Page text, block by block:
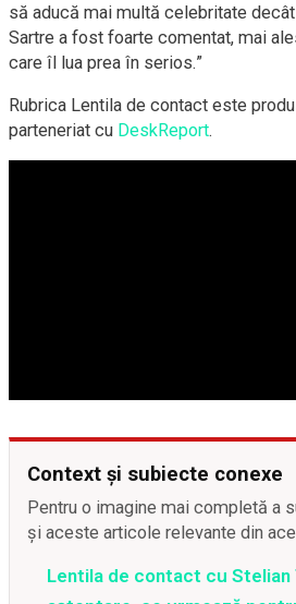
să aducă mai multă celebritate
Sartre a fost foarte comentat, mai
care îl lua prea în serios.”
Rubrica Lentila de contact este
parteneriat cu DeskReport.
Context și subiecte conexe
Pentru o imagine mai completă a
și aceste articole relevante din
Lentila de contact cu Stelian